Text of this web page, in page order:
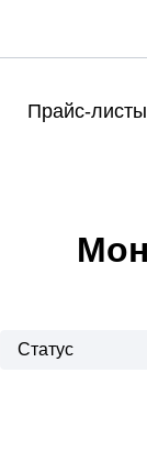
Прайс-листы
Статус